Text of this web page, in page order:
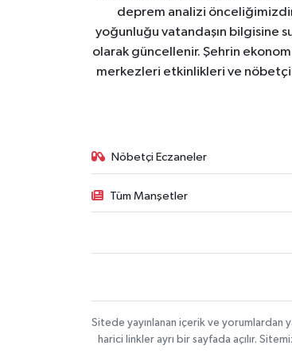
deprem analizi
yoğunluğu vatandaşın bilgisine
olarak güncellenir. Şehrin
merkezleri etkinlikleri ve nöbetçi
Nöbetçi Eczaneler
Tüm Manşetler
Sitede yayınlanan içerik ve yorumlardan
harici linkler ayrı bir sayfada açılır.